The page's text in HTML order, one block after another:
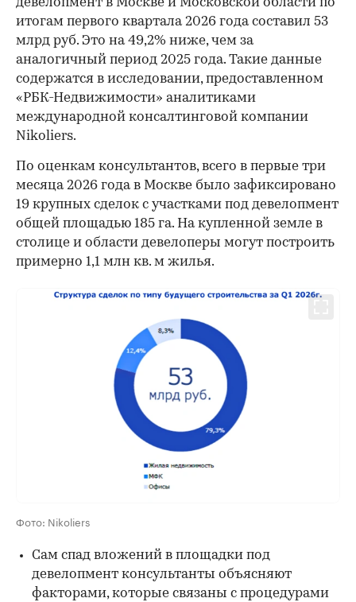
итогам первого квартала 2026 года составил 53
млрд руб. Это на 49,2% ниже, чем за
аналогичный период 2025 года. Такие данные
содержатся в исследовании, предоставленном
«РБК-Недвижимости» аналитиками
международной консалтинговой компании
Nikoliers.
По оценкам консультантов, всего в первые три
месяца 2026 года в Москве было зафиксировано
19 крупных сделок с участками под девелопмент
общей площадью 185 га. На купленной земле в
столице и области девелоперы могут построить
примерно 1,1 млн кв. м жилья.
Фото: Nikoliers
Сам спад вложений в площадки под
девелопмент консультанты объясняют
факторами, которые связаны с процедурами